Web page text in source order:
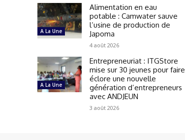
A La Une
Alimentation en eau
potable : Camwater sauve
l’usine de production de
Japoma
4 août 2026
A La Une
Entrepreneuriat : ITGStore
mise sur 30 jeunes pour faire
éclore une nouvelle
génération d’entrepreneurs
avec ANDJEUN
3 août 2026